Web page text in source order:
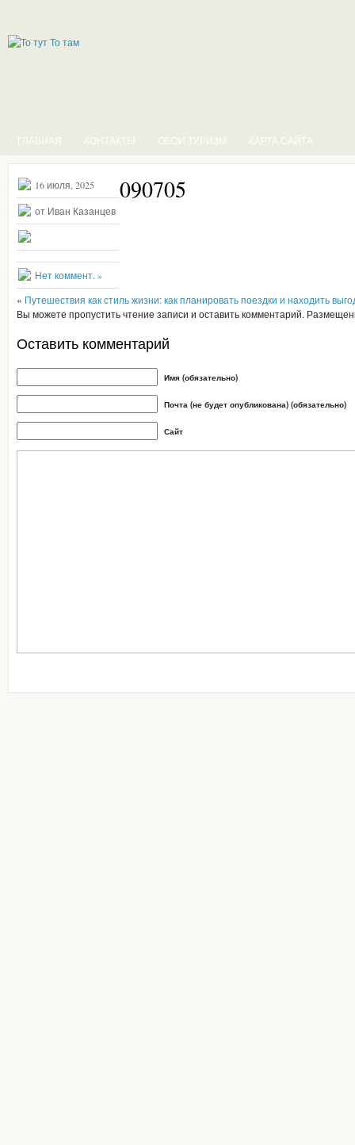
ГЛАВНАЯ КОНТАКТЫ ОБОИ ТУРИЗМ КАРТА САЙТА
16 июля, 2025
от Иван Казанцев
Нет коммент. »
090705
« Путешествия как стиль жизни: как планировать поездки и находить
Вы можете пропустить чтение записи и оставить комментарий.
Оставить комментарий
Имя (обязательно)
Почта (не будет опубликована) (обязательно)
Сайт